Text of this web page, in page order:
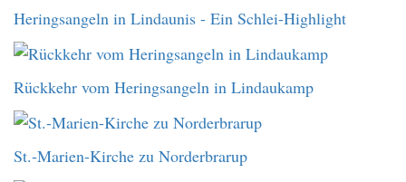
Heringsangeln in Lindaunis - Ein Schlei-Highlight
Rückkehr vom Heringsangeln in Lindaukamp
St.-Marien-Kirche zu Norderbrarup